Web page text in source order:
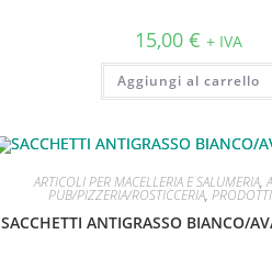
15,00 € + IVA
Aggiungi al carrello
ARTICOLI PER MACELLERIA E SALUMERIA,
PUB/PIZZERIA/ROSTICCERIA,
SACCHETTI ANTIGRASSO BIANCO/